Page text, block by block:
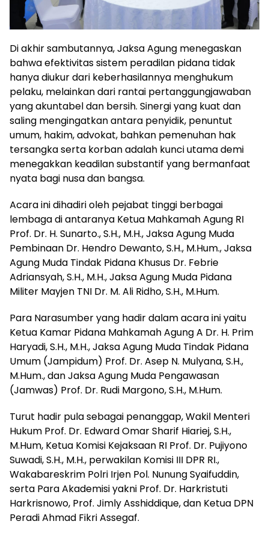
Di akhir sambutannya, Jaksa Agung menegaskan
bahwa efektivitas sistem peradilan pidana tidak
hanya diukur dari keberhasilannya menghukum
pelaku, melainkan dari rantai pertanggungjawaban
yang akuntabel dan bersih. Sinergi yang kuat dan
saling mengingatkan antara penyidik, penuntut
umum, hakim, advokat, bahkan pemenuhan hak
tersangka serta korban adalah kunci utama demi
menegakkan keadilan substantif yang bermanfaat
nyata bagi nusa dan bangsa.
Acara ini dihadiri oleh pejabat tinggi berbagai
lembaga di antaranya Ketua Mahkamah Agung RI
Prof. Dr. H. Sunarto., S.H., M.H., Jaksa Agung Muda
Pembinaan Dr. Hendro Dewanto, S.H., M.Hum., Jaksa
Agung Muda Tindak Pidana Khusus Dr. Febrie
Adriansyah, S.H., M.H., Jaksa Agung Muda Pidana
Militer Mayjen TNI Dr. M. Ali Ridho, S.H., M.Hum.
Para Narasumber yang hadir dalam acara ini yaitu
Ketua Kamar Pidana Mahkamah Agung A Dr. H. Prim
Haryadi, S.H., M.H., Jaksa Agung Muda Tindak Pidana
Umum (Jampidum) Prof. Dr. Asep N. Mulyana, S.H.,
M.Hum., dan Jaksa Agung Muda Pengawasan
(Jamwas) Prof. Dr. Rudi Margono, S.H., M.Hum.
Turut hadir pula sebagai penanggap, Wakil Menteri
Hukum Prof. Dr. Edward Omar Sharif Hiariej, S.H.,
M.Hum, Ketua Komisi Kejaksaan RI Prof. Dr. Pujiyono
Suwadi, S.H., M.H., perwakilan Komisi III DPR RI.,
Wakabareskrim Polri Irjen Pol. Nunung Syaifuddin,
serta Para Akademisi yakni Prof. Dr. Harkristuti
Harkrisnowo, Prof. Jimly Asshiddique, dan Ketua DPN
Peradi Ahmad Fikri Assegaf.